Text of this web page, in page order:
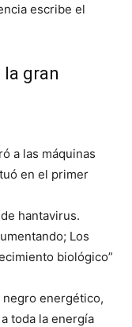
escribe el
la gran
a las máquinas
en el primer
hantavirus.
Los
biológico”
negro energético,
toda la energía